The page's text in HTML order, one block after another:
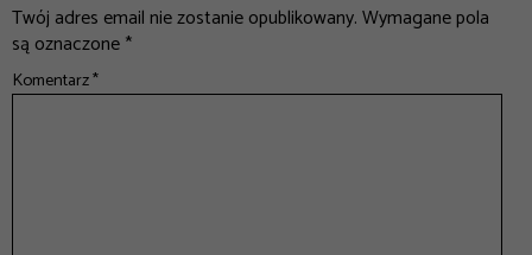
Twój adres email nie zostanie opublikowany.Wymagane pola
są oznaczone*
Komentarz*